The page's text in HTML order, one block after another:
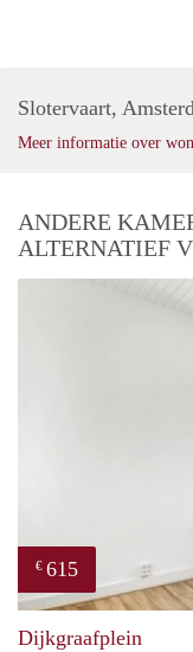
Slotervaart,
Meer informatie over
ANDERE
ALTERNATIEF
€ 615
Dijkgraafplein